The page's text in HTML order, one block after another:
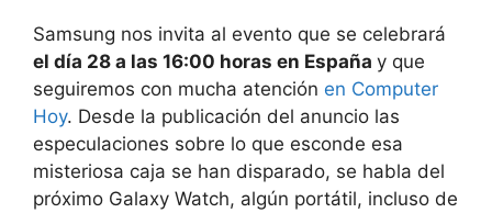
Samsung nos invita al evento que se celebrará
el día 28 a las 16:00 horas en España y que
seguiremos con mucha atención en Computer
Hoy. Desde la publicación del anuncio las
especulaciones sobre lo que esconde esa
misteriosa caja se han disparado, se habla del
próximo Galaxy Watch, algún portátil, incluso de